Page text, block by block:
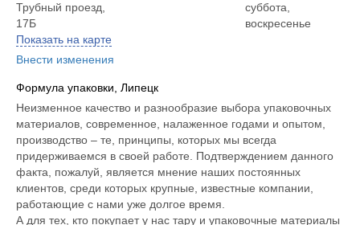
Трубный проезд,
17Б
Показать на карте
Внести изменения
суббота,
воскресенье
Формула упаковки, Липецк
Неизменное качество и разнообразие выбора упаковочных
материалов, современное, налаженное годами и опытом,
производство – те, принципы, которых мы всегда
придерживаемся в своей работе. Подтверждением данного
факта, пожалуй, является мнение наших постоянных
клиентов, среди которых крупные, известные компании,
работающие с нами уже долгое время.
А для тех, кто покупает у нас тару и упаковочные материалы